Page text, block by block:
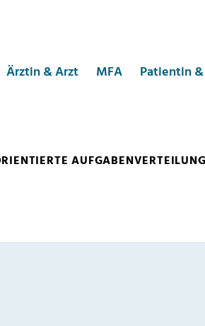
Ärztin & Arzt MFA Patientin